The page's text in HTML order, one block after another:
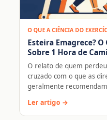
O QUE A CIÊNCIA DO
Esteira Emagrece? O
Sobre 1 Hora de
O relato de quem
cruzado com o que as
geralmente
Ler artigo →